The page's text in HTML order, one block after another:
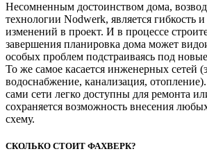
Несомненным достоинством дома,
технологии Nodwerk, является гибкость
изменений в проект. И в процессе
завершения планировка дома может
особых проблем подстраиваясь под
То же самое касается инженерных сетей
водоснабжение, канализация,
сами сети легко доступны для ремонта
сохраняется возможность внесения
схему.
СКОЛЬКО СТОИТ ФАХВЕРК?